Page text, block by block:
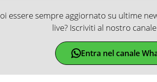
essere sempre aggiornato su ultime
live? Iscriviti al nostro canale
Entra nel canale